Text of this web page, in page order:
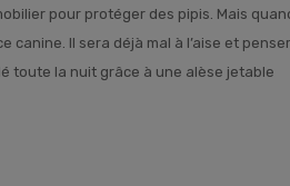
pour protéger des pipis. Mais
canine. Il sera déjà mal à l’aise et
toute la nuit grâce à une alèse jetable